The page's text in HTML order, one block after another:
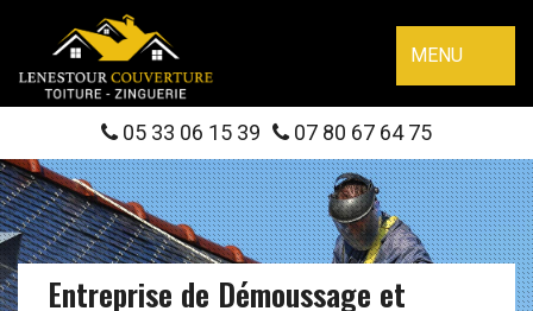
MENU
05 33 06 15 39 07 80 67 64 75
Entreprise de Démoussage et